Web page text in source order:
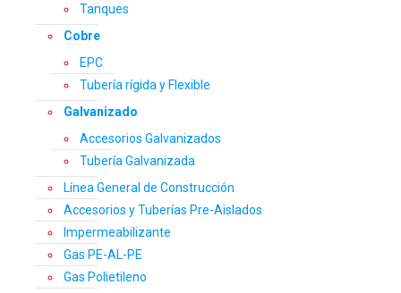
Tanques
Cobre
EPC
Tubería rígida y Flexible
Galvanizado
Accesorios Galvanizados
Tubería Galvanizada
Línea General de Construcción
Accesorios y Tuberías Pre-Aislados
Impermeabilizante
Gas PE-AL-PE
Gas Polietileno